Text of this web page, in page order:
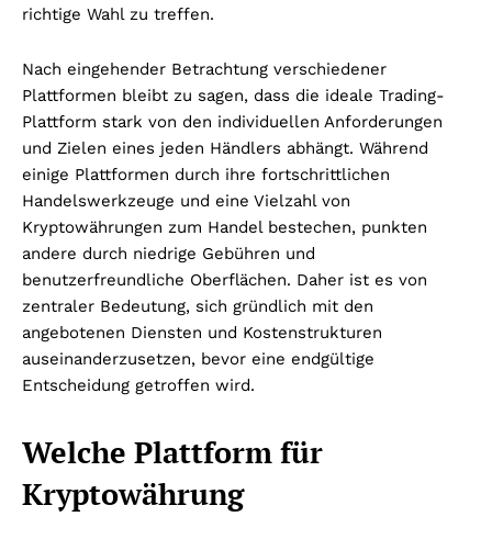
richtige Wahl zu treffen.
Nach eingehender Betrachtung verschiedener
Plattformen bleibt zu sagen, dass die ideale Trading-
Plattform stark von den individuellen Anforderungen
und Zielen eines jeden Händlers abhängt. Während
einige Plattformen durch ihre fortschrittlichen
Handelswerkzeuge und eine Vielzahl von
Kryptowährungen zum Handel bestechen, punkten
andere durch niedrige Gebühren und
benutzerfreundliche Oberflächen. Daher ist es von
zentraler Bedeutung, sich gründlich mit den
angebotenen Diensten und Kostenstrukturen
auseinanderzusetzen, bevor eine endgültige
Entscheidung getroffen wird.
Welche Plattform für
Kryptowährung